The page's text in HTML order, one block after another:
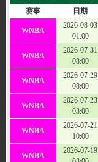
赛事
日期
WNBA
2026-08-03
01:00
WNBA
2026-07-31
08:00
WNBA
2026-07-29
08:00
WNBA
2026-07-23
03:00
WNBA
2026-07-21
10:00
WNBA
2026-07-19